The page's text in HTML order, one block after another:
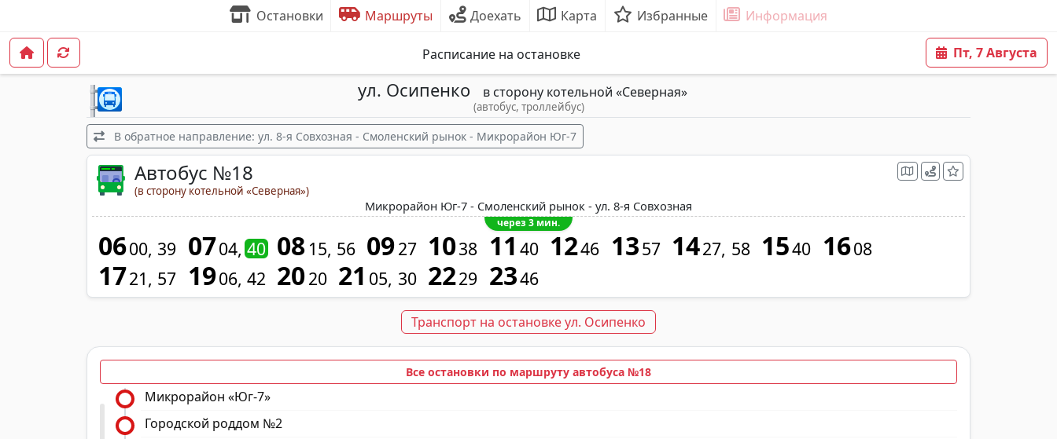
Остановки Маршруты Доехать Карта Избранные Информация
Расписание на остановке Пт, 7 Августа
ул. Осипенко в сторону котельной «Северная»
(автобус, троллейбус)
В обратное направление: ул. 8-я Совхозная - Смоленский рынок - Микрорайон Юг-7
Автобус №18
(в сторону котельной «Северная»)
Микрорайон Юг-7 - Смоленский рынок - ул. 8-я Совхозная
через 3 мин.
0600 39 0704 40 08 15 56 0927 1038 11 40 1246 1357 1427 58 1540 1608
1721 57 1906 42 2020 21 05 30 2229 2346
Транспорт на остановке ул. Осипенко
Все остановки по маршруту автобуса №18
Микрорайон «Юг-7»
Городской роддом №2